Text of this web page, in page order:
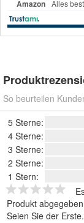
So beurteilen
5 Sterne:
4 Sterne:
3 Sterne:
2 Sterne:
1 Stern:
Produkt
Seien Sie der Erste.